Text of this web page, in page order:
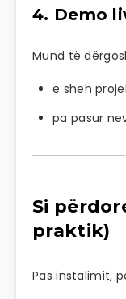
4. Demo
Mund të
e sheh
pa pasur
Si
praktik)
Pas instalimit,